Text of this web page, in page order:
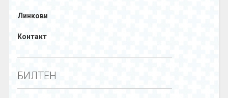
Линкови
Контакт
БИЛТЕН